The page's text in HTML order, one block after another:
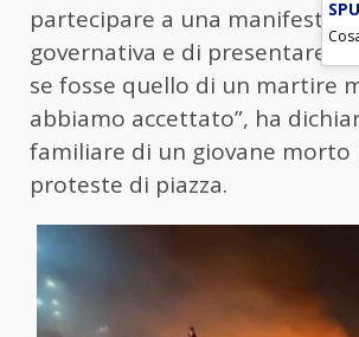
partecipare a una
governativa e di presentare il
se fosse quello di un martire
abbiamo accettato”, ha
familiare di un giovane morto
proteste di piazza.